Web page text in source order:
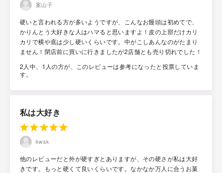
案山子
硬いと言われる方が多いようですが、こんなお饅頭は初めてで、
かりんとう大好きな人はハマると思いますよ！皮の上部だけカリ
カリで横や底は少し硬いくらいです。中がこしあんなのがたまり
ません！閉店前に買いに行きましたが2店舗とも売り切れでした！
2人中、1人の方が、このレビューは参考になったと投票していま
す。
私は大好き
kwsk
他のレビューだと外が硬すぎとありますが、その硬さが私は大好
きです。もっと硬くて良いくらいです。なかなか万人に合うお菓